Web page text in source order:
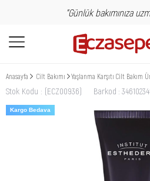
"Günlük bakımınıza
Anasayfa Cilt Bakımı Yaşlanma Karşıtı Cilt Bakım
Stok Kodu (ECZ00936) Barkod :
Kargo Bedava